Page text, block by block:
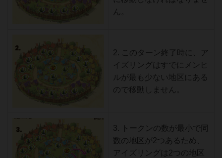
ん。
2. このターン終了時に、ア
イズリングはすでにメンヒ
ルが最も少ない地区にある
ので移動しません。
3. トークンの数が最小で同
数の地区が2つあるため、
アイズリングは2つの地区